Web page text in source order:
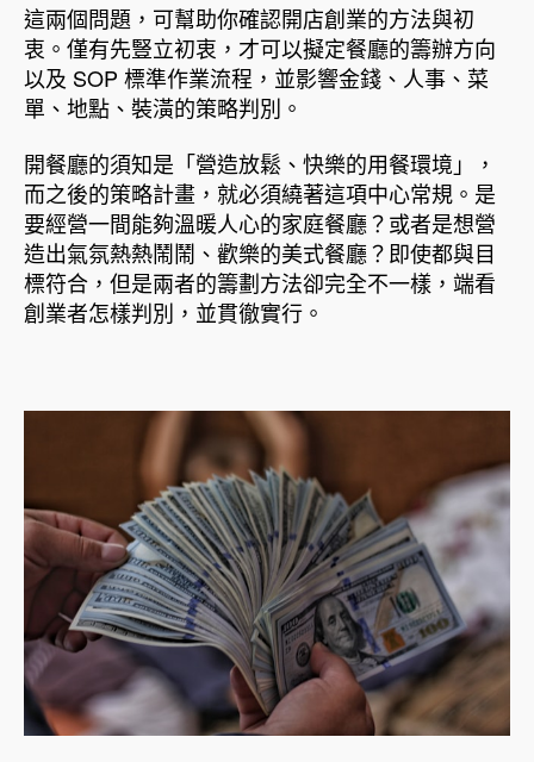
這兩個問題，可幫助你確認開店創業的方法與初
衷。僅有先豎立初衷，才可以擬定餐廳的籌辦方向
以及 SOP 標準作業流程，並影響金錢、人事、菜
單、地點、裝潢的策略判別。
開餐廳的須知是「營造放鬆、快樂的用餐環境」，
而之後的策略計畫，就必須繞著這項中心常規。是
要經營一間能夠溫暖人心的家庭餐廳？或者是想營
造出氣氛熱熱鬧鬧、歡樂的美式餐廳？即使都與目
標符合，但是兩者的籌劃方法卻完全不一樣，端看
創業者怎樣判別，並貫徹實行。